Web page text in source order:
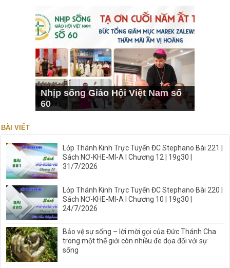
Nhịp sống Giáo Hội Việt Nam số
60
BÀI VIẾT
Lớp Thánh Kinh Trực Tuyến ĐC Stephano Bài 221 |
Sách NƠ-KHE-MI-A I Chương 12 | 19g30 |
31/7/2026
Lớp Thánh Kinh Trực Tuyến ĐC Stephano Bài 220 |
Sách NƠ-KHE-MI-A I Chương 10 | 19g30 |
24/7/2026
Bảo vệ sự sống – lời mời gọi của Đức Thánh Cha
trong một thế giới còn nhiều đe dọa đối với sự
sống